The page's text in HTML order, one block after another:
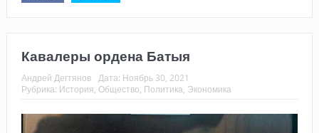
Кавалеры ордена Батыя
Андрей Дегтянов Дата: Ноябрь 30, 2021
Рубрика: История, Общество, Политика, Экономика